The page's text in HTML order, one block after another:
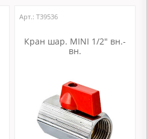
Арт.: Т39536
Кран шар. MINI 1/2" вн.-
вн.